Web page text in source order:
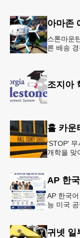
아마존
스톤마운
른 배송
조지아
홀 카운
'STOP' 무
개학을 맞
AP 한
AP 한국
능 미국
귀넷 일